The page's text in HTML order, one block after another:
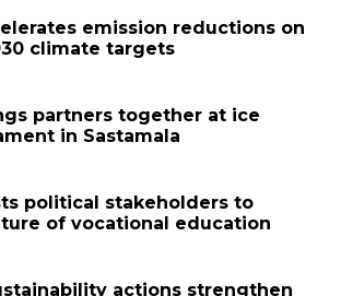
emission reductions on
climate targets
partners together at ice
in Sastamala
political stakeholders to
of vocational education
actions strengthen